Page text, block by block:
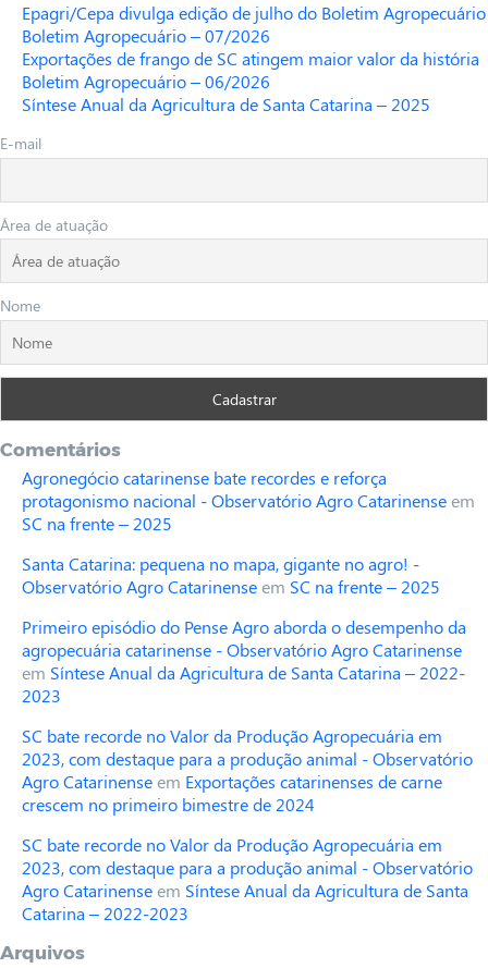
Epagri/Cepa divulga edição de julho do Boletim Agropecuário
Boletim Agropecuário – 07/2026
Exportações de frango de SC atingem maior valor da história
Boletim Agropecuário – 06/2026
Síntese Anual da Agricultura de Santa Catarina – 2025
E-mail
Área de atuação
Nome
Comentários
Agronegócio catarinense bate recordes e reforça
protagonismo nacional - Observatório Agro Catarinenseem
SC na frente – 2025
Santa Catarina: pequena no mapa, gigante no agro! -
Observatório Agro Catarinenseem SC na frente – 2025
Primeiro episódio do Pense Agro aborda o desempenho da
agropecuária catarinense - Observatório Agro Catarinense
em Síntese Anual da Agricultura de Santa Catarina – 2022-
2023
SC bate recorde no Valor da Produção Agropecuária em
2023, com destaque para a produção animal - Observatório
Agro Catarinenseem Exportações catarinenses de carne
crescem no primeiro bimestre de 2024
SC bate recorde no Valor da Produção Agropecuária em
2023, com destaque para a produção animal - Observatório
Agro Catarinenseem Síntese Anual da Agricultura de Santa
Catarina – 2022-2023
Arquivos